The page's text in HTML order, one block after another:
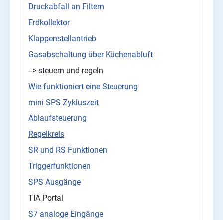
Druckabfall an Filtern
Erdkollektor
Klappenstellantrieb
Gasabschaltung über Küchenabluft
--> steuern und regeln
Wie funktioniert eine Steuerung
mini SPS Zykluszeit
Ablaufsteuerung
Regelkreis
SR und RS Funktionen
Triggerfunktionen
SPS Ausgänge
TIA Portal
S7 analoge Eingänge